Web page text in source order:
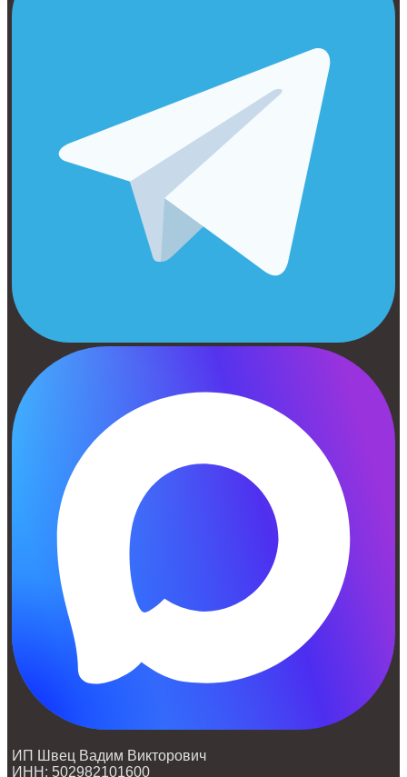
ИП Швец Вадим Викторович
ИНН: 502982101600